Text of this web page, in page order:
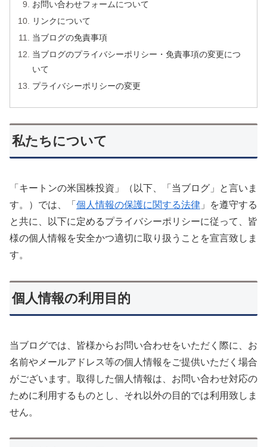
お問い合わせフォームについて
リンクについて
当ブログの免責事項
当ブログのプライバシーポリシー・免責事項の変更につ
いて
プライバシーポリシーの変更
私たちについて
「キートンの米国株投資」（以下、「当ブログ」と言いま
す。）では、「 個人情報の保護に関する法律 」を遵守する
と共に、以下に定めるプライバシーポリシーに従って、皆
様の個人情報を安全かつ適切に取り扱うことを宣言致しま
す。
個人情報の利用目的
当ブログでは、皆様からお問い合わせをいただく際に、お
名前やメールアドレス等の個人情報をご提供いただく場合
がございます。取得した個人情報は、お問い合わせ対応の
ために利用するものとし、それ以外の目的では利用致しま
せん。